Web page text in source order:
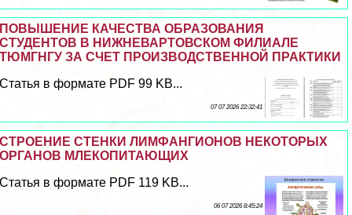
ПОВЫШЕНИЕ КАЧЕСТВА ОБРАЗОВАНИЯ
СТУДЕНТОВ В НИЖНЕВАРТОВСКОМ ФИЛИАЛЕ
ТЮМГНГУ ЗА СЧЕТ ПРОИЗВОДСТВЕННОЙ ПРАКТИКИ
Статья в формате PDF 99 KB...
07 07 2026 22:32:41
СТРОЕНИЕ СТЕНКИ ЛИМФАНГИОНОВ НЕКОТОРЫХ
ОРГАНОВ МЛЕКОПИТАЮЩИХ
Статья в формате PDF 119 KB...
06 07 2026 8:45:24